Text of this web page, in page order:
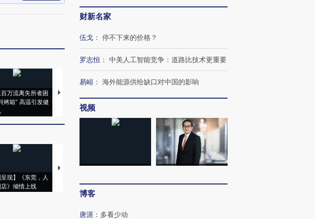
万流离失所者困
烤箱” 高温引发健
视线｜HYROX的吸金
术：是什么让中产们甘
心“花钱找虐”？
呈现】《东莞，人
》倾情上线
【推广】走进第四届链博
有意思的生活方式·第三对
住三大增长引擎是什么？
财新名家
伍戈 ： 停不下来的价格？
罗志恒 ： 中美人工智能竞争：道路比技术更重要
易峘 ： 海外能源供给缺口对中国的影响
视频
博客
唐涯 ： 多看少动